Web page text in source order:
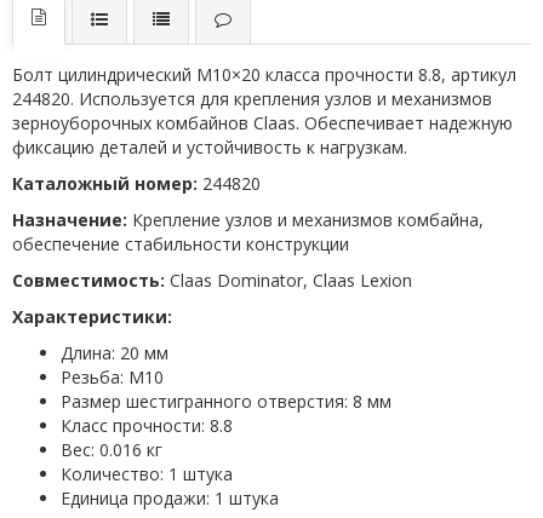
Болт цилиндрический М10×20 класса прочности 8.8, артикул
244820. Используется для крепления узлов и механизмов
зерноуборочных комбайнов Claas. Обеспечивает надежную
фиксацию деталей и устойчивость к нагрузкам.
Каталожный номер: 244820
Назначение: Крепление узлов и механизмов комбайна,
обеспечение стабильности конструкции
Совместимость: Claas Dominator, Claas Lexion
Характеристики:
Длина: 20 мм
Резьба: М10
Размер шестигранного отверстия: 8 мм
Класс прочности: 8.8
Вес: 0.016 кг
Количество: 1 штука
Единица продажи: 1 штука